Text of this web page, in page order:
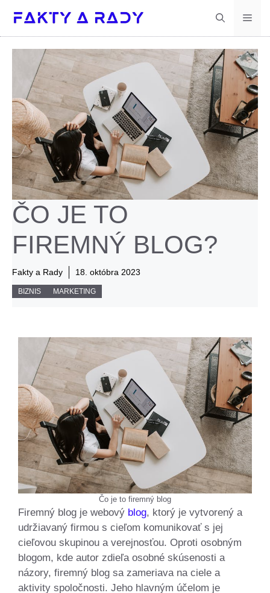
obsah
ČO JE TO
FIREMNÝ BLOG?
Fakty a Rady 18. októbra 2023
BIZNIS MARKETING
Čo je to firemný blog
Firemný blog je webový blog, ktorý je vytvorený a
udržiavaný firmou s cieľom komunikovať s jej
cieľovou skupinou a verejnosťou. Oproti osobným
blogom, kde autor zdieľa osobné skúsenosti a
názory, firemný blog sa zameriava na ciele a
aktivity spoločnosti. Jeho hlavným účelom je